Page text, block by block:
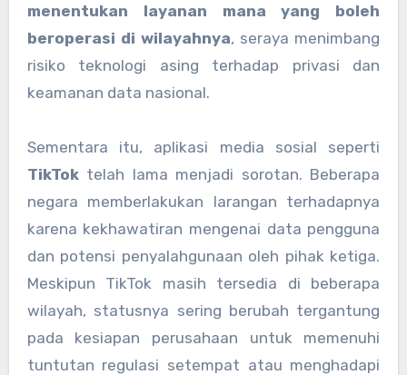
menentukan layanan mana yang boleh
beroperasi di wilayahnya, seraya menimbang
risiko teknologi asing terhadap privasi dan
keamanan data nasional.
Sementara itu, aplikasi media sosial seperti
TikToktelah lama menjadi sorotan. Beberapa
negara memberlakukan larangan terhadapnya
karena kekhawatiran mengenai data pengguna
dan potensi penyalahgunaan oleh pihak ketiga.
Meskipun TikTok masih tersedia di beberapa
wilayah, statusnya sering berubah tergantung
pada kesiapan perusahaan untuk memenuhi
tuntutan regulasi setempat atau menghadapi